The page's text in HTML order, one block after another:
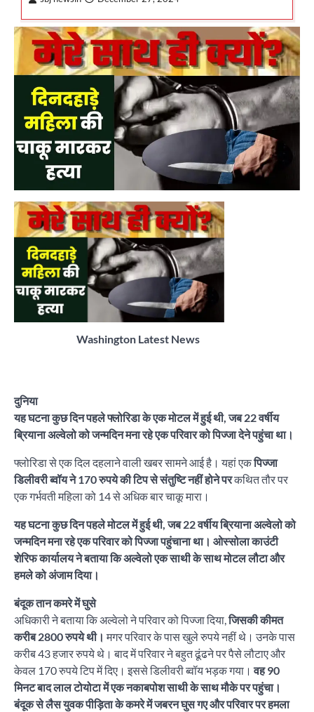
Washington Latest News
दुनिया
यह घटना कुछ दिन पहले फ्लोरिडा के एक मोटल में हुई थी, जब 22 वर्षीय
ब्रियाना अल्वेलो को जन्मदिन मना रहे एक परिवार को पिज्जा देने पहुंचा था।
फ्लोरिडा से एक दिल दहलाने वाली खबर सामने आई है। यहां एकपिज्जा
डिलीवरी ब्वॉय ने 170 रुपये की टिप से संंतुष्टि नहीं होने परकथित तौर पर
एक गर्भवती महिला को 14 से अधिक बार चाकू मारा।
यह घटना कुछ दिन पहले मोटल में हुई थी, जब 22 वर्षीय ब्रियाना अल्वेलो को
जन्मदिन मना रहे एक परिवार को पिज्जा पहुंचाना था। ओस्सोला काउंटी
शेरिफ कार्यालय ने बताया कि अल्वेलो एक साथी के साथ मोटल लौटा और
हमले को अंजाम दिया।
बंदूक तान कमरे में घुसे
अधिकारी ने बताया कि अल्वेलो ने परिवार को पिज्जा दिया,जिसकी कीमत
करीब 2800 रुपये थी। मगर परिवार के पास खुले रुपये नहीं थे। उनके पास
करीब 43 हजार रुपये थे। बाद में परिवार ने बहुत ढूंढने पर पैसे लौटाए और
केवल 170 रुपये टिप में दिए। इससे डिलीवरी ब्वॉय भड़क गया।वह 90
मिनट बाद लाल टोयोटा में एक नकाबपोश साथी के साथ मौके पर पहुंचा।
बंदूक से लैस युवक पीड़िता के कमरे में जबरन घुस गए और परिवार पर हमला